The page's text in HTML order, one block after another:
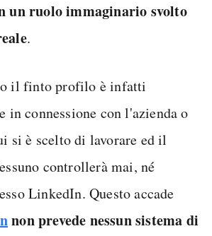
un ruolo immaginario svolto
.
il finto profilo è infatti
in connessione con l'azienda o
si è scelto di lavorare ed il
controllerà mai, né
LinkedIn. Questo accade
non prevede nessun sistema di